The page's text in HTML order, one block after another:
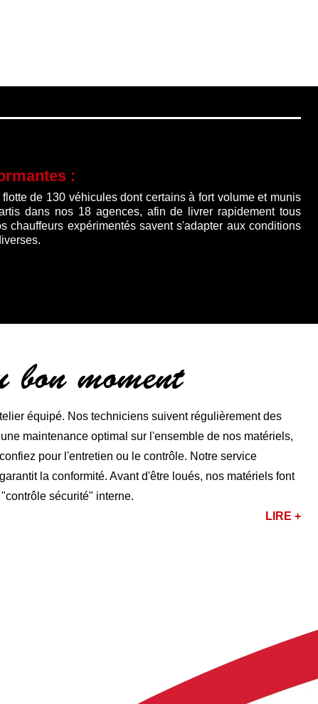
:
de 130 véhicules dont certains à fort volume et munis
dans nos 18 agences, afin de livrer rapidement tous
chauffeurs expérimentés savent s'adapter aux conditions
moment
équipé. Nos techniciens suivent régulièrement des
maintenance optimal sur l'ensemble de nos matériels,
pour l'entretien ou le contrôle. Notre service
la conformité. Avant d'être loués, nos matériels font
sécurité" interne.
LIRE +